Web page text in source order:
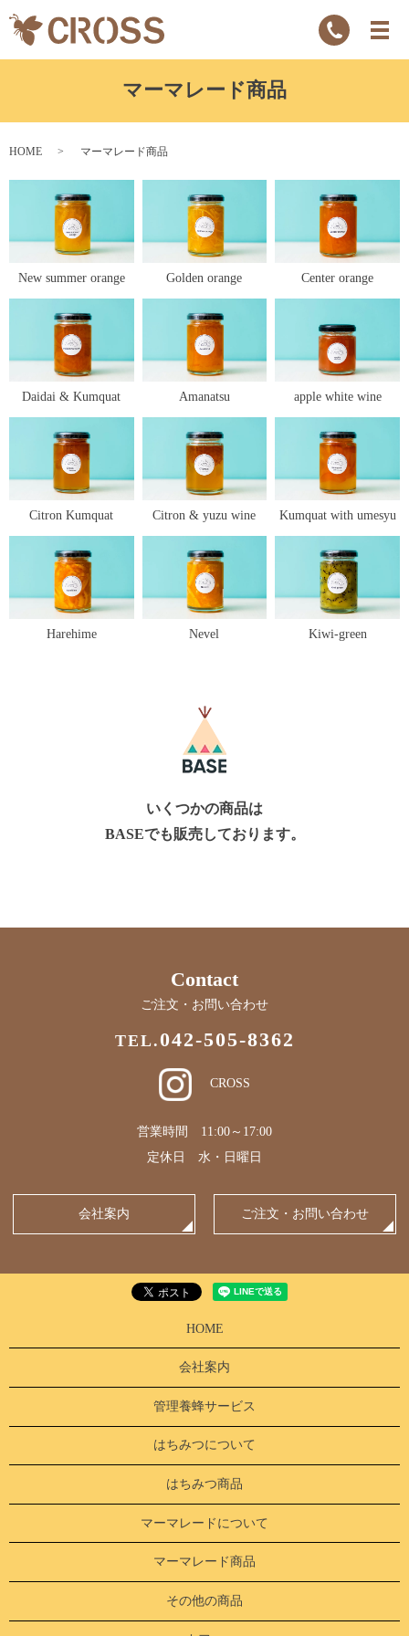
マーマレード商品
HOME マーマレード商品
New summer orange Golden orange Center orange
Daidai & Kumquat Amanatsu apple white wine
Citron Kumquat Citron & yuzu wine Kumquat with umesyu
Harehime Nevel Kiwi-green
いくつかの商品は
BASEでも販売しております。
Contact
ご注文・お問い合わせ
TEL.042-505-8362
CROSS
営業時間 11:00～17:00
定休日 水・日曜日
会社案内 ご注文・お問い合わせ
HOME
会社案内
管理養蜂サービス
はちみつについて
はちみつ商品
マーマレードについて
マーマレード商品
その他の商品